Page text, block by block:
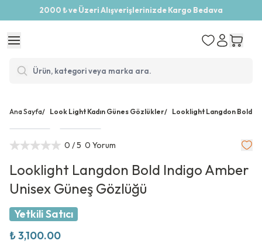
2000 ₺ ve Üzeri Alışverişlerinizde Kargo Bedava
Ana Sayfa/ Look Light Kadın Günes Gözlükler/ Looklight Langdon Bold
0 / 5 0 Yorum
Looklight Langdon Bold Indigo Amber
Unisex Güneş Gözlüğü
Yetkili Satıcı
₺ 3,100.00